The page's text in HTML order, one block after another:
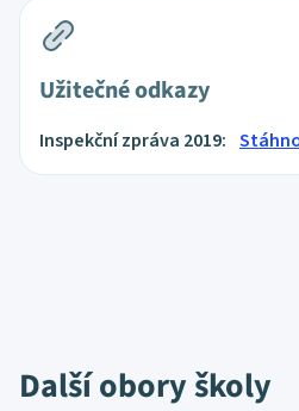
Užitečné odkazy
Inspekční zpráva 2019:
Další obory školy